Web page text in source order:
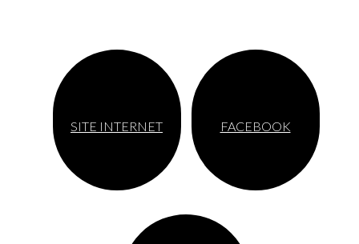
SITE INTERNET FACEBOOK